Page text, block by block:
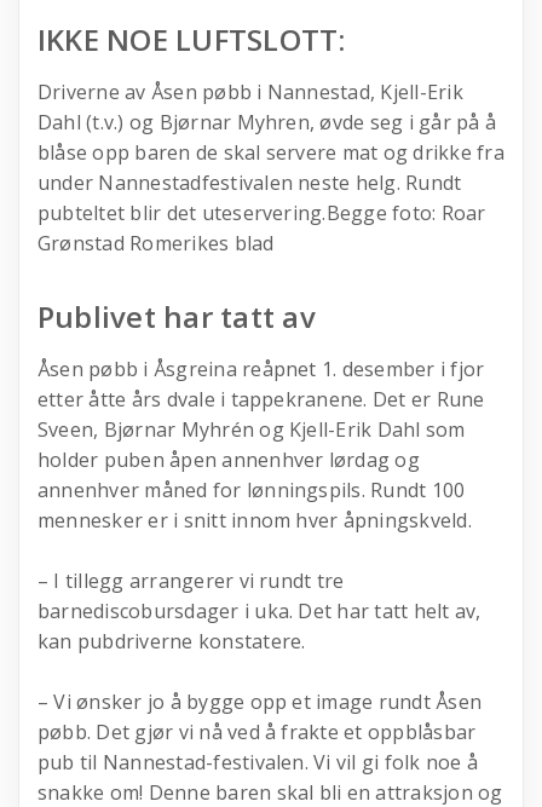
IKKE NOE LUFTSLOTT:
Driverne av Åsen pøbb i Nannestad, Kjell-Erik
Dahl (t.v.) og Bjørnar Myhren, øvde seg i går på å
blåse opp baren de skal servere mat og drikke fra
under Nannestadfestivalen neste helg. Rundt
pubteltet blir det uteservering.Begge foto: Roar
Grønstad Romerikes blad
Publivet har tatt av
Åsen pøbb i Åsgreina reåpnet 1. desember i fjor
etter åtte års dvale i tappekranene. Det er Rune
Sveen, Bjørnar Myhrén og Kjell-Erik Dahl som
holder puben åpen annenhver lørdag og
annenhver måned for lønningspils. Rundt 100
mennesker er i snitt innom hver åpningskveld.
– I tillegg arrangerer vi rundt tre
barnediscobursdager i uka. Det har tatt helt av,
kan pubdriverne konstatere.
– Vi ønsker jo å bygge opp et image rundt Åsen
pøbb. Det gjør vi nå ved å frakte et oppblåsbar
pub til Nannestad-festivalen. Vi vil gi folk noe å
snakke om! Denne baren skal bli en attraksjon og